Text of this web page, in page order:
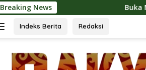
Breaking NewsBuka Mura Expo 2026,
Indeks Berita Redaksi